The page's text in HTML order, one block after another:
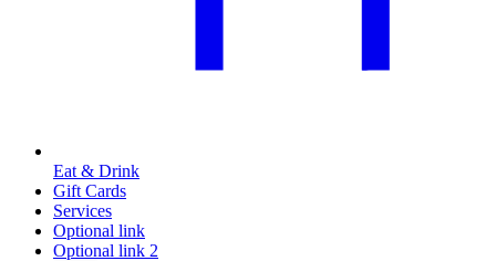
Eat & Drink
Gift Cards
Services
Optional link
Optional link 2